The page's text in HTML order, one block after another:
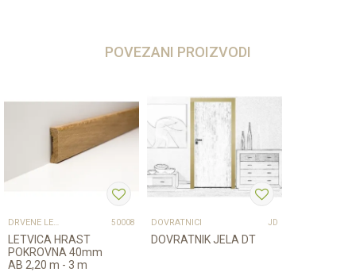
POVEZANI PROIZVODI
DRVENE LETVICE I PROFILI 50008
LETVICA HRAST
POKROVNA 40mm
AB 2,20 m - 3 m
DOVRATNICI JD
DOVRATNIK JELA DT